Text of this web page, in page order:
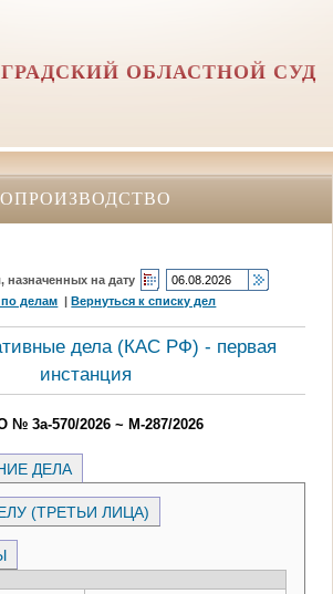
ОБЛАСТНОЙ СУД
назначенных на дату
делам |Вернуться к списку дел
дела (КАC РФ) - первая
инстанция
№ 3а-570/2026 ~ М-287/2026
ДЕЛА
(ТРЕТЬИ ЛИЦА)